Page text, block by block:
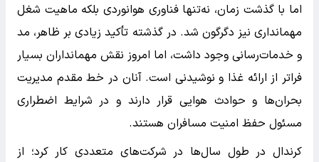
اما با گذشت زمان، نه‌تنها فناوری هوانوردی بلکه ماهیت شغل
مهمانداری نیز دگرگون شد. در گذشته تأکید زیادی بر ظاهر، مد
و خدمات‌رسانی وجود داشت، اما امروز نقش مهمانداران بسیار
فراتر از ارائه غذا و نوشیدنی است. آنان در خط مقدم مدیریت
بحران‌ها و حوادث هوایی قرار دارند و در شرایط اضطراری
مسئول حفظ امنیت مسافران هستند.
کرندال در طول سال‌ها در شرکت‌های متعددی کار کرد؛ از